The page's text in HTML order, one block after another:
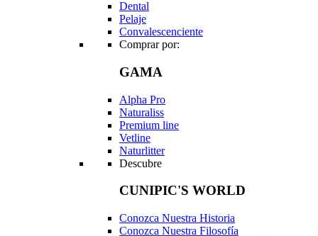
Dental
Pelaje
Convalescenciente
Comprar por:
GAMA
Alpha Pro
Naturaliss
Premium line
Vetline
Naturlitter
Descubre
CUNIPIC'S WORLD
Conozca Nuestra Historia
Conozca Nuestra Filosofía